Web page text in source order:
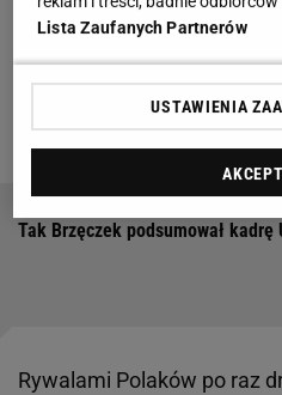
Urbanaodbędzie się tak,
Tuż po zakończeniu
udadzą się do Warszawy,
Narodowym odbędzie się
Tak Brzęczek podsumował kadrę
Rywalami Polaków po raz
Lista Zaufanych Partnerów
USTAWIENIA